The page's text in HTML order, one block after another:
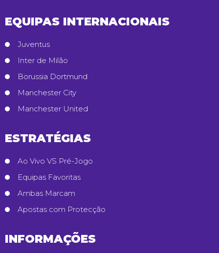
EQUIPAS INTERNACIONAIS
Juventus
Inter de Milão
Borussia Dortmund
Manchester City
Manchester United
ESTRATÉGIAS
Ao Vivo VS Pré-Jogo
Equipas Favoritas
Ambas Marcam
Apostas com Protecção
INFORMAÇÕES